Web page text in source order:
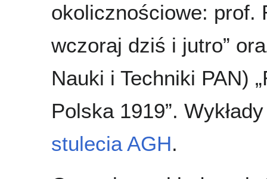
okolicznościowe: prof.
wczoraj dziś i jutro”
Nauki i Techniki PAN)
Polska 1919”.
stulecia AGH.